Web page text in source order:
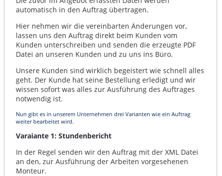
automatisch in den Auftrag übertragen.
Hier nehmen wir die vereinbarten Änderungen vor,
lassen uns den Auftrag direkt beim Kunden vom
Kunden unterschreiben und senden die erzeugte PDF
Datei an unseren Kunden und zu uns ins Büro.
Unsere Kunden sind wirklich begeistert wie schnell alles
geht. Der Kunde hat seine Bestellung erledigt und wir
wissen sofort was alles zur Ausführung des Auftrages
notwendig ist.
Nun gibt es in unserem Unternehmen drei Varianten wie ein Auftrag
weiter bearbeitet wird.
Varaiante 1: Stundenbericht
In der Regel senden wir den Auftrag mit derXML Datei
an den, zur Ausführung der Arbeiten vorgesehenen
Monteur.